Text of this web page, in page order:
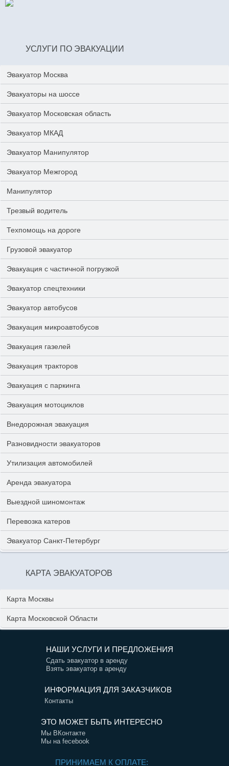
УСЛУГИ ПО ЭВАКУАЦИИ
Эвакуатор Москва
Эвакуаторы на шоссе
Эвакуатор Московская область
Эвакуатор МКАД
Эвакуатор Манипулятор
Эвакуатор Межгород
Манипулятор
Трезвый водитель
Техпомощь на дороге
Грузовой эвакуатор
Эвакуация с частичной погрузкой
Эвакуатор спецтехники
Эвакуатор автобусов
Эвакуация микроавтобусов
Эвакуация газелей
Эвакуация тракторов
Эвакуация с паркинга
Эвакуация мотоциклов
Внедорожная эвакуация
Разновидности эвакуаторов
Утилизация автомобилей
Аренда эвакуатора
Выездной шиномонтаж
Перевозка катеров
Эвакуатор Санкт-Петербург
КАРТА ЭВАКУАТОРОВ
Карта Москвы
Карта Московской Области
НАШИ УСЛУГИ И ПРЕДЛОЖЕНИЯ
Сдать эвакуатор в аренду
Взять эвакуатор в аренду
ИНФОРМАЦИЯ ДЛЯ ЗАКАЗЧИКОВ
Контакты
ЭТО МОЖЕТ БЫТЬ ИНТЕРЕСНО
Мы ВКонтакте
Мы на fecebook
ПРИНИМАЕМ К ОПЛАТЕ: